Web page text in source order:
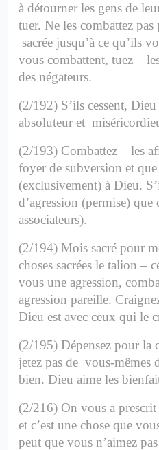
à détourner les gens de
tuer. Ne les combattez pas
sacrée jusqu’à ce qu’ils
vous combattent, tuez –
des négateurs.
(2/192) S’ils cessent,
absoluteur et
(2/193) Combattez – les
foyer de subversion et
(exclusivement) à Dieu.
d’agression (permise)
associateurs).
(2/194) Mois sacré pour
choses sacrées le talion –
vous une agression,
agression pareille.
Dieu est avec ceux qui le
(2/195) Dépensez pour la
jetez pas de vous-mêmes
bien. Dieu aime les
(2/216) On vous a
et c’est une chose que
peut que vous n’aimez